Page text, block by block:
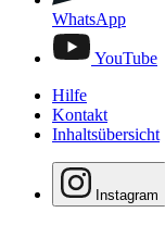
WhatsApp
YouTube
Hilfe
Kontakt
Inhaltsübersicht
Instagram